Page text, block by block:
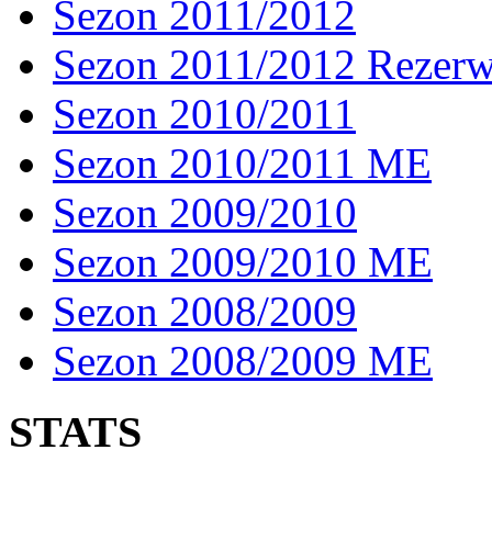
Sezon 2011/2012
Sezon 2011/2012
Sezon 2010/2011
Sezon 2010/2011 ME
Sezon 2009/2010
Sezon 2009/2010 ME
Sezon 2008/2009
Sezon 2008/2009 ME
STATS